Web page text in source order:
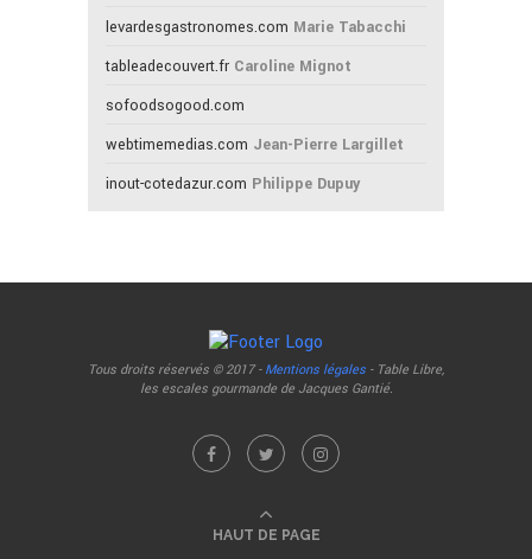
levardesgastronomes.com Marie Tabacchi
tableadecouvert.fr Caroline Mignot
sofoodsogood.com
webtimemedias.com Jean-Pierre Largillet
inout-cotedazur.com Philippe Dupuy
Tous droits réservés © 2017 - Mentions légales - Table Libre,
les escales gourmande de Jacques Gantié.
HAUT DE PAGE